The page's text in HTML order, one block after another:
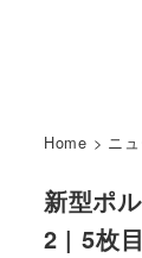
Home > ニ
新型ポ
2 | 5枚